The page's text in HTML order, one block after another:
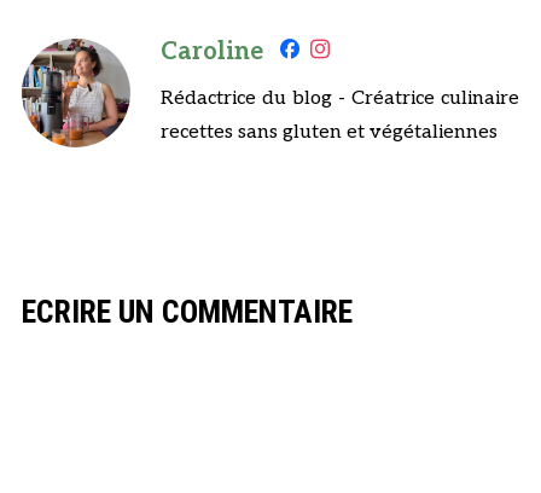
Caroline
Rédactrice du blog - Créatrice culinaire
recettes sans gluten et végétaliennes
ECRIRE UN COMMENTAIRE